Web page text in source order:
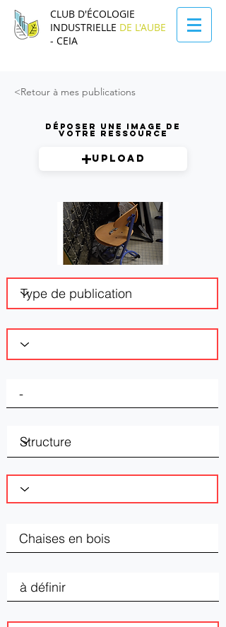
CLUB D'ÉCOLOGIE
INDUSTRIELLE DE L'AUBE
- CEIA
<Retour à mes publications
Déposer une image de
votre ressource
Upload